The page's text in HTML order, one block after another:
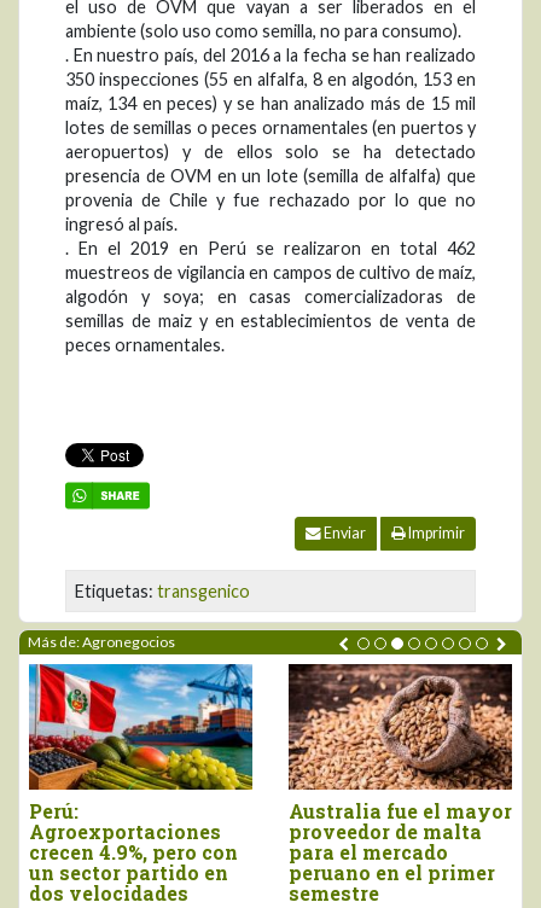
el uso de OVM que vayan a ser liberados en el
ambiente (solo uso como semilla, no para consumo).
. En nuestro país, del 2016 a la fecha se han realizado
350 inspecciones (55 en alfalfa, 8 en algodón, 153 en
maíz, 134 en peces) y se han analizado más de 15 mil
lotes de semillas o peces ornamentales (en puertos y
aeropuertos) y de ellos solo se ha detectado
presencia de OVM en un lote (semilla de alfalfa) que
provenia de Chile y fue rechazado por lo que no
ingresó al país.
. En el 2019 en Perú se realizaron en total 462
muestreos de vigilancia en campos de cultivo de maíz,
algodón y soya; en casas comercializadoras de
semillas de maiz y en establecimientos de venta de
peces ornamentales.
Enviar Imprimir
Etiquetas: transgenico
Más de: Agronegocios
fue el mayor
de malta
el mercado
en el primer
Agroexportaciones no
tradicionales de Perú
a Estados Unidos
cayeron en valor 17%